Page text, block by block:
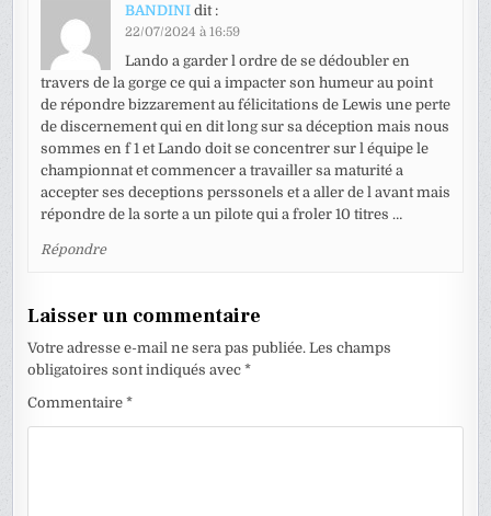
BANDINI dit :
22/07/2024 à 16:59
Lando a garder l ordre de se dédoubler en
travers de la gorge ce qui a impacter son humeur au point
de répondre bizzarement au félicitations de Lewis une perte
de discernement qui en dit long sur sa déception mais nous
sommes en f 1 et Lando doit se concentrer sur l équipe le
championnat et commencer a travailler sa maturité a
accepter ses deceptions perssonels et a aller de l avant mais
répondre de la sorte a un pilote qui a froler 10 titres …
Répondre
Laisser un commentaire
Votre adresse e-mail ne sera pas publiée. Les champs
obligatoires sont indiqués avec*
Commentaire*